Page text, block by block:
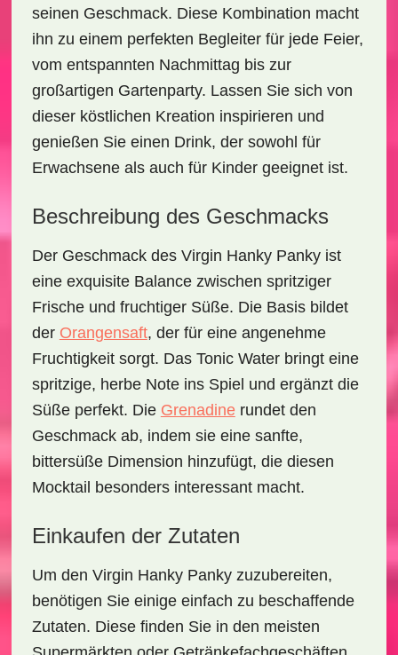
seinen Geschmack. Diese Kombination macht
ihn zu einem perfekten Begleiter für jede Feier,
vom entspannten Nachmittag bis zur
großartigen Gartenparty. Lassen Sie sich von
dieser köstlichen Kreation inspirieren und
genießen Sie einen Drink, der sowohl für
Erwachsene als auch für Kinder geeignet ist.
Beschreibung des Geschmacks
Der Geschmack des Virgin Hanky Pankyist
eine exquisite Balance zwischen spritziger
Frischeund fruchtiger Süße. Die Basis bildet
der Orangensaft, der für eine angenehme
Fruchtigkeit sorgt. Das Tonic Water bringt eine
spritzige, herbe Note ins Spiel und ergänzt die
Süße perfekt. Die Grenadinerundet den
Geschmack ab, indem sie eine sanfte,
bittersüße Dimension hinzufügt, die diesen
Mocktail besonders interessant macht.
Einkaufen der Zutaten
Um den Virgin Hanky Pankyzuzubereiten,
benötigen Sie einige einfach zu beschaffende
Zutaten. Diese finden Sie in den meisten